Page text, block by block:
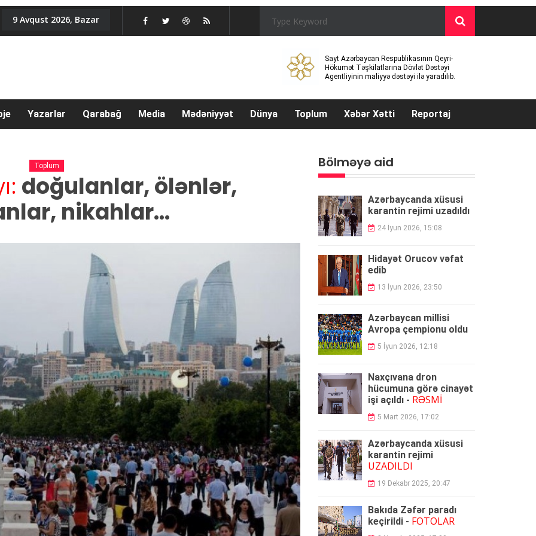
9 Avqust 2026, Bazar
Sayt Azərbaycan Respublikasının Qeyri-
Hökumət Təşkilatlarına Dövlət Dəstəyi
Agentliyinin maliyyə dəstəyi ilə yaradılıb.
Yazarlar Qarabağ Media Mədəniyyət Dünya Toplum Xəbər Xətti Reportaj
Toplum
doğulanlar, ölənlər,
nikahlar...
Bölməyə aid
Azərbaycanda xüsusi
karantin rejimi uzadıldı
24 İyun 2026, 15:08
Hidayət Orucov vəfat
edib
13 İyun 2026, 23:50
Azərbaycan millisi
Avropa çempionu oldu
5 İyun 2026, 12:18
Naxçıvana dron
hücumuna görə cinayət
işi açıldı - RƏSMİ
5 Mart 2026, 17:02
Azərbaycanda xüsusi
karantin rejimi
UZADILDI
19 Dekabr 2025, 20:47
Bakıda Zəfər paradı
keçirildi - FOTOLAR